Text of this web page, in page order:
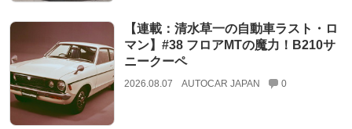
【連載：清水草一の自動車ラスト・ロ
マン】#38 フロアMTの魔力！B210サ
ニークーペ
2026.08.07 AUTOCAR JAPAN 0